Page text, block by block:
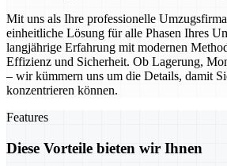
Mit uns als Ihre professionelle
einheitliche Lösung für alle Phasen Ihres
langjährige Erfahrung mit modernen
Effizienz und Sicherheit. Ob Lagerung,
– wir kümmern uns um die Details, damit
konzentrieren können.
Features
Diese Vorteile bieten wir Ihnen